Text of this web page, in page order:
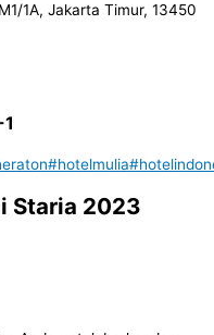
1A, Jakarta Timur, 13450
#hotelmulia
Staria 2023